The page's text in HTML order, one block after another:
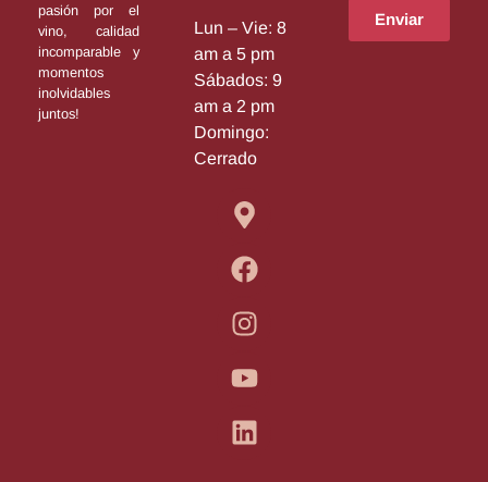
pasión por el
vino, calidad
incomparable y
momentos
inolvidables
juntos!
Lun – Vie: 8
am a 5 pm
Sábados: 9
am a 2 pm
Domingo:
Cerrado
Enviar